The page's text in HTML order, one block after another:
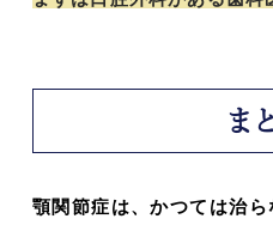
ま
顎関節症は、かつては治